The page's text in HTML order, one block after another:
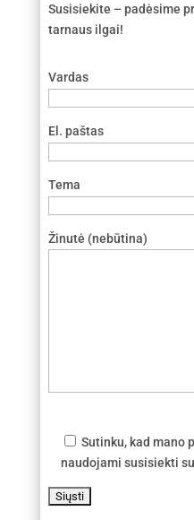
Susisiekite – padėsime
tarnaus ilgai!
Vardas
El. paštas
Tema
Žinutė (nebūtina)
Sutinku, kad mano
naudojami susisiekti